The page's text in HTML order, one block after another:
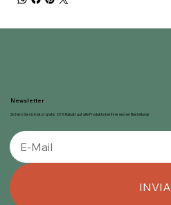
Newsletter
Sichern Sie sich jetzt gratis 20 % Rabatt auf alle Produkte bei Ihrer ersten Bestellung!
INVIA